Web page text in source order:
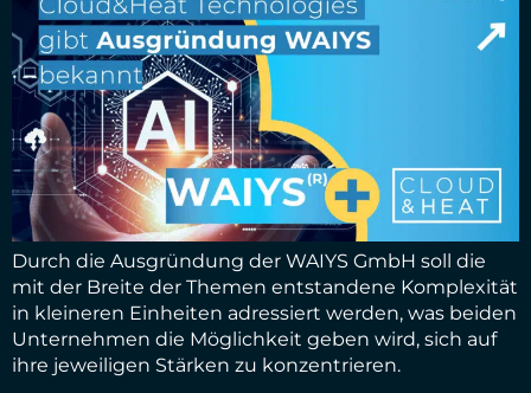
Durch die Ausgründung der WAIYS GmbH soll die
mit der Breite der Themen entstandene Komplexität
in kleineren Einheiten adressiert werden, was beiden
Unternehmen die Möglichkeit geben wird, sich auf
ihre jeweiligen Stärken zu konzentrieren.